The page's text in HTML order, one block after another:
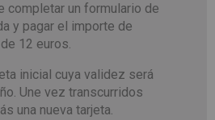
completar un formulario de
y pagar el importe de
12 euros.
inicial cuya validez será
Une vez transcurridos
una nueva tarjeta.